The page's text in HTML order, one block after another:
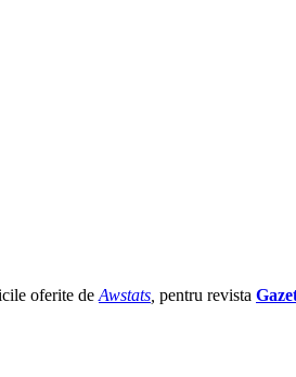
oferite de Awstats pentru revista